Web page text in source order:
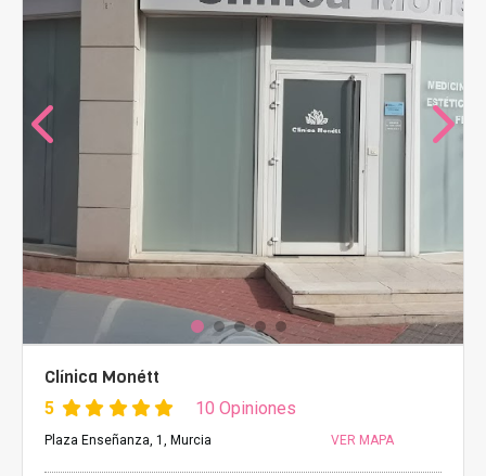
Clínica Monétt
5 10 Opiniones
Plaza Enseñanza, 1, Murcia VER MAPA